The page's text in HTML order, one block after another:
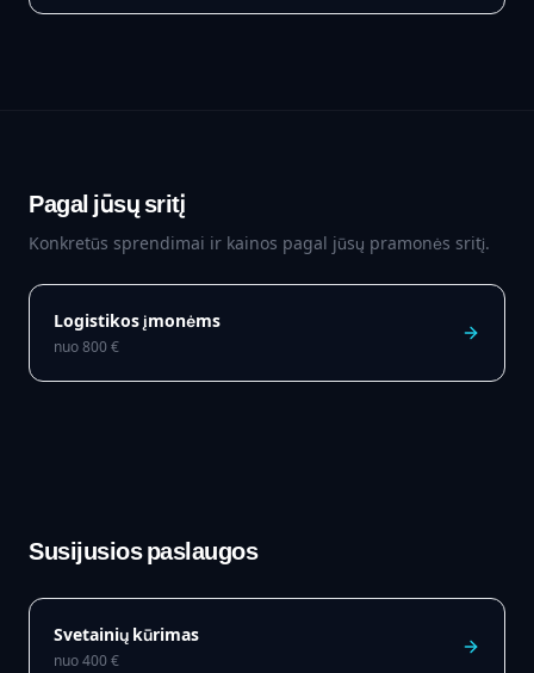
Pagal jūsų sritį
Konkretūs sprendimai ir kainos pagal jūsų pramonės sritį.
Logistikos įmonėms
nuo800€
Susijusios paslaugos
Svetainių kūrimas
nuo400€